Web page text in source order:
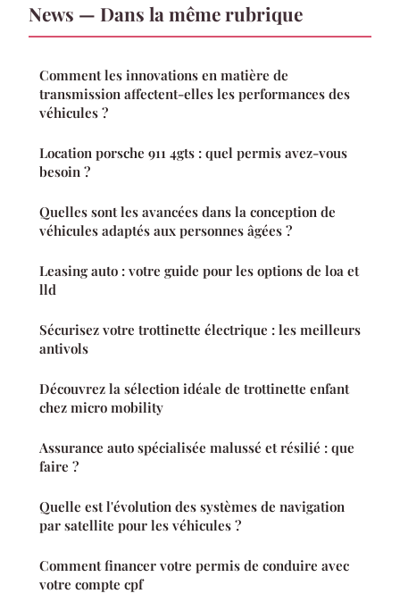
News — Dans la même rubrique
Comment les innovations en matière de
transmission affectent-elles les performances des
véhicules ?
Location porsche 911 4gts : quel permis avez-vous
besoin ?
Quelles sont les avancées dans la conception de
véhicules adaptés aux personnes âgées ?
Leasing auto : votre guide pour les options de loa et
lld
Sécurisez votre trottinette électrique : les meilleurs
antivols
Découvrez la sélection idéale de trottinette enfant
chez micro mobility
Assurance auto spécialisée malussé et résilié : que
faire ?
Quelle est l'évolution des systèmes de navigation
par satellite pour les véhicules ?
Comment financer votre permis de conduire avec
votre compte cpf